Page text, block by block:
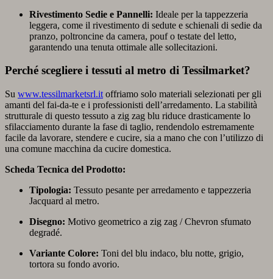
Rivestimento Sedie e Pannelli: Ideale per la tappezzeria
leggera, come il rivestimento di sedute e schienali di sedie da
pranzo, poltroncine da camera, pouf o testate del letto,
garantendo una tenuta ottimale alle sollecitazioni.
Perché scegliere i tessuti al metro di Tessilmarket?
Su www.tessilmarketsrl.it offriamo solo materiali selezionati per gli
amanti del fai-da-te e i professionisti dell’arredamento. La stabilità
strutturale di questo tessuto a zig zag blu riduce drasticamente lo
sfilacciamento durante la fase di taglio, rendendolo estremamente
facile da lavorare, stendere e cucire, sia a mano che con l’utilizzo di
una comune macchina da cucire domestica.
Scheda Tecnica del Prodotto:
Tipologia: Tessuto pesante per arredamento e tappezzeria
Jacquard al metro.
Disegno: Motivo geometrico a zig zag / Chevron sfumato
degradé.
Variante Colore: Toni del blu indaco, blu notte, grigio,
tortora su fondo avorio.